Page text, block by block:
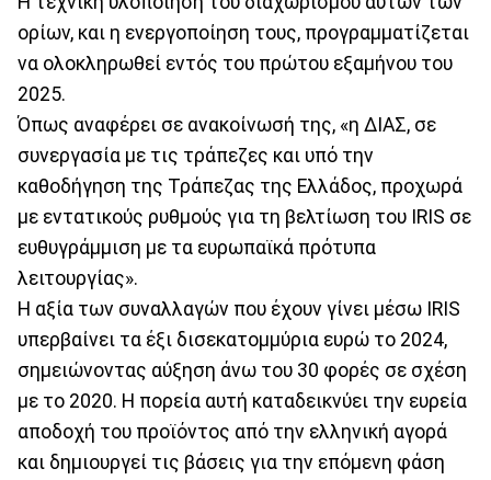
ορίων, και η ενεργοποίηση τους, προγραμματίζεται
να ολοκληρωθεί εντός του πρώτου εξαμήνου του
2025.
Όπως αναφέρει σε ανακοίνωσή της, «η ΔΙΑΣ, σε
συνεργασία με τις τράπεζες και υπό την
καθοδήγηση της Τράπεζας της Ελλάδος, προχωρά
με εντατικούς ρυθμούς για τη βελτίωση του IRIS σε
ευθυγράμμιση με τα ευρωπαϊκά πρότυπα
λειτουργίας».
Η αξία των συναλλαγών που έχουν γίνει μέσω IRIS
υπερβαίνει τα έξι δισεκατομμύρια ευρώ το 2024,
σημειώνοντας αύξηση άνω του 30 φορές σε σχέση
με το 2020. Η πορεία αυτή καταδεικνύει την ευρεία
αποδοχή του προϊόντος από την ελληνική αγορά
και δημιουργεί τις βάσεις για την επόμενη φάση